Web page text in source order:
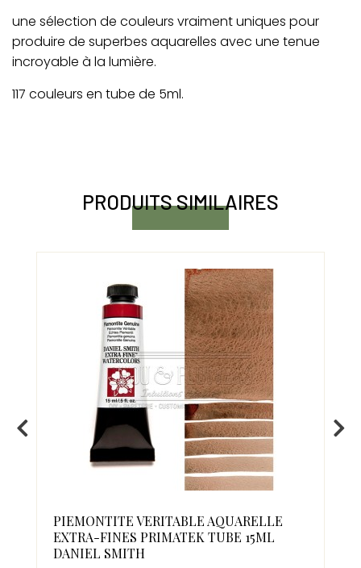
une sélection de couleurs vraiment uniques pour
produire de superbes aquarelles avec une tenue
incroyable à la lumière.
117 couleurs en tube de 5ml.
PRODUITS SIMILAIRES
PIEMONTITE VERITABLE AQUARELLE
EXTRA-FINES PRIMATEK TUBE 15ML
DANIEL SMITH